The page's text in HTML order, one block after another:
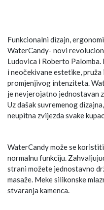
Funkcionalni dizajn,
WaterCandy- novi
Ludovica i Roberto
i neočekivane estetike,
promjenjivog intenziteta.
je nevjerojatno jednostavan
Uz dašak suvremenog
neupitna zvijezda svake
WaterCandy može se
normalnu funkciju.
strani možete jednostavno
masaže. Meke silikonske
stvaranja kamenca.